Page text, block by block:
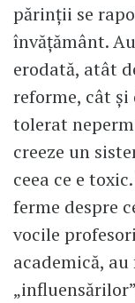
părinții se
învățământ.
erodată, atât
reforme, cât și
tolerat
creeze un
ceea ce e
ferme despre
vocile
academică,